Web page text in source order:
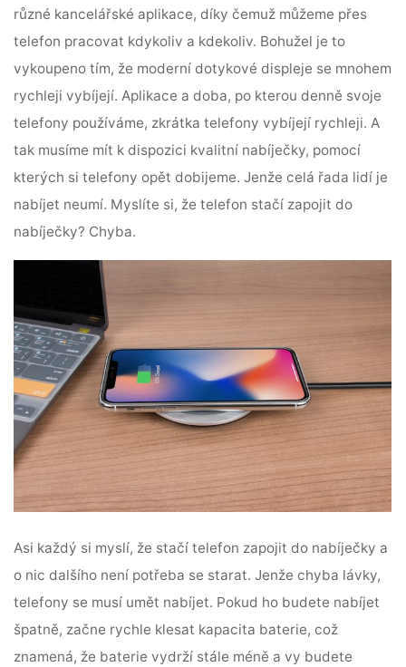
různé kancelářské aplikace, díky čemuž můžeme přes
telefon pracovat kdykoliv a kdekoliv. Bohužel je to
vykoupeno tím, že moderní dotykové displeje se mnohem
rychleji vybíjejí. Aplikace a doba, po kterou denně svoje
telefony používáme, zkrátka telefony vybíjejí rychleji. A
tak musíme mít k dispozici kvalitní nabíječky, pomocí
kterých si telefony opět dobijeme. Jenže celá řada lidí je
nabíjet neumí. Myslíte si, že telefon stačí zapojit do
nabíječky? Chyba.
Asi každý si myslí, že stačí telefon zapojit do nabíječky a
o nic dalšího není potřeba se starat. Jenže chyba lávky,
telefony se musí umět nabíjet. Pokud ho budete nabíjet
špatně, začne rychle klesat kapacita baterie, což
znamená, že baterie vydrží stále méně a vy budete